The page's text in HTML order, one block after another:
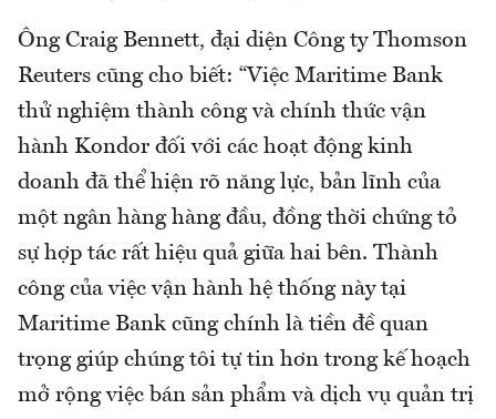
Ông Craig Bennett, đại diện Công ty Thomson
Reuters cũng cho biết: “Việc Maritime Bank
thử nghiệm thành công và chính thức vận
hành Kondor đối với các hoạt động kinh
doanh đã thể hiện rõ năng lực, bản lĩnh của
một ngân hàng hàng đầu, đồng thời chứng tỏ
sự hợp tác rất hiệu quả giữa hai bên. Thành
công của việc vận hành hệ thống này tại
Maritime Bank cũng chính là tiền đề quan
trọng giúp chúng tôi tự tin hơn trong kế hoạch
mở rộng việc bán sản phẩm và dịch vụ quản trị